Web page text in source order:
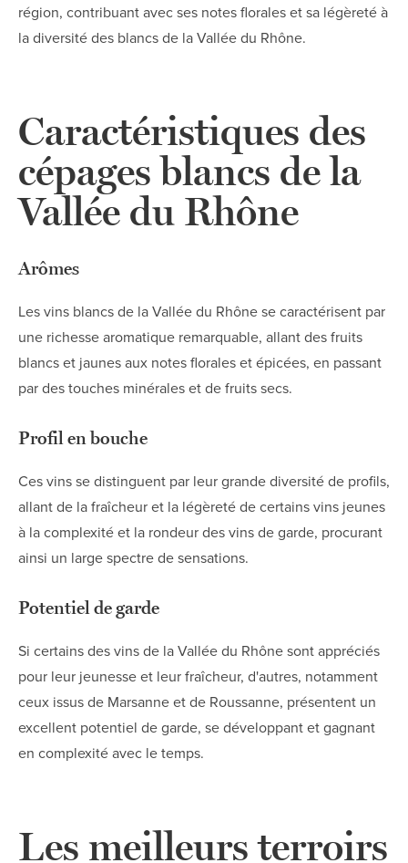
région, contribuant avec ses notes florales et sa légèreté à
la diversité des blancs de la Vallée du Rhône.
Caractéristiques des
cépages blancs de la
Vallée du Rhône
Arômes
Les vins blancs de la Vallée du Rhône se caractérisent par
une richesse aromatique remarquable, allant des fruits
blancs et jaunes aux notes florales et épicées, en passant
par des touches minérales et de fruits secs.
Profil en bouche
Ces vins se distinguent par leur grande diversité de profils,
allant de la fraîcheur et la légèreté de certains vins jeunes
à la complexité et la rondeur des vins de garde, procurant
ainsi un large spectre de sensations.
Potentiel de garde
Si certains des vins de la Vallée du Rhône sont appréciés
pour leur jeunesse et leur fraîcheur, d'autres, notamment
ceux issus de Marsanne et de Roussanne, présentent un
excellent potentiel de garde, se développant et gagnant
en complexité avec le temps.
Les meilleurs terroirs